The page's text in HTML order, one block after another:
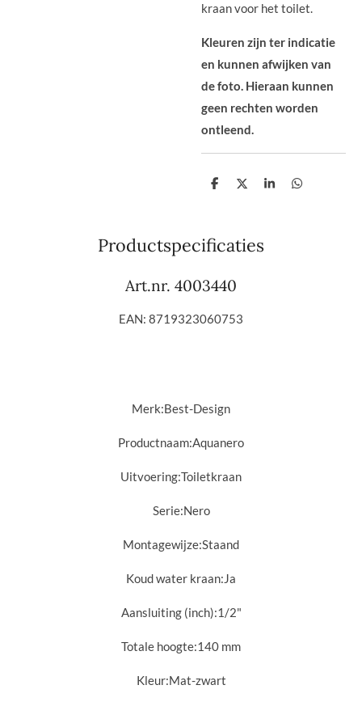
kraan voor het toilet.
Kleuren zijn ter indicatie
en kunnen afwijken van
de foto. Hieraan kunnen
geen rechten worden
ontleend.
D
n
D
S
D
Productspecificaties
Art.nr. 4003440
EAN: 8719323060753
Merk:Best-Design
Productnaam:Aquanero
Uitvoering:Toiletkraan
Serie:Nero
Montagewijze:Staand
Koud water kraan:Ja
Aansluiting (inch):1/2"
Totale hoogte:140 mm
Kleur:Mat-zwart